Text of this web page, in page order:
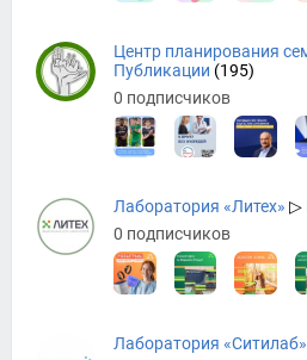
Центр планирования
Публикации (195)
0 подписчиков
Лаборатория «Литех» ▷
0 подписчиков
Лаборатория «Ситилаб»